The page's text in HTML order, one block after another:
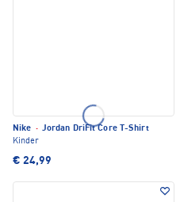
Nike · Jordan DriFit Core T-Shirt
Kinder
€ 24,99